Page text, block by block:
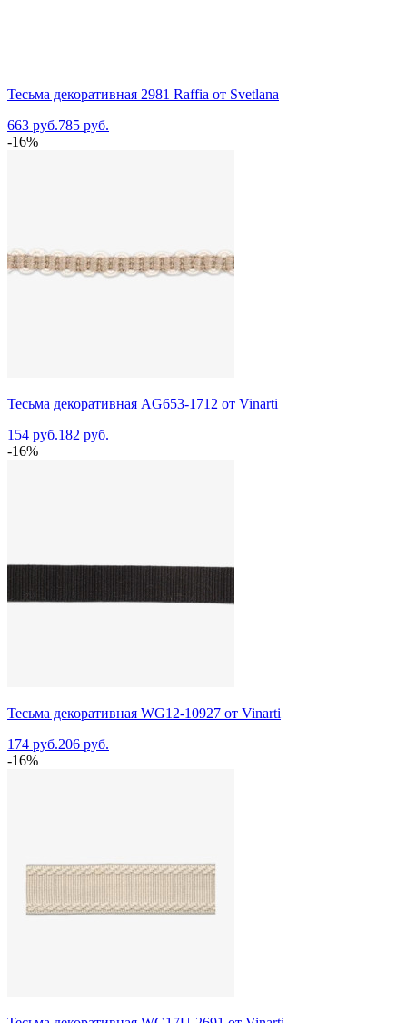
Тесьма декоративная 2981 Raffia от Svetlana
663 руб.785 руб.
-16%
Тесьма декоративная AG653-1712 от Vinarti
154 руб.182 руб.
-16%
Тесьма декоративная WG12-10927 от Vinarti
174 руб.206 руб.
-16%